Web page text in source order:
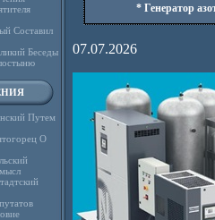
Составил
Беседы
Путем
О
* Генератор
07.07.2026